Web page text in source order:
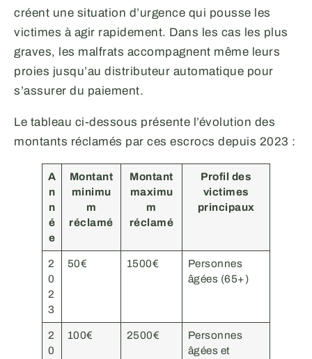
créent une situation d’urgence qui pousse les
victimes à agir rapidement. Dans les cas les plus
graves, les malfrats accompagnent même leurs
proies jusqu’au distributeur automatique pour
s’assurer du paiement.
Le tableau ci-dessous présente l’évolution des
montants réclamés par ces escrocs depuis 2023 :
A
n
n
é
e
Montant
minimu
m
réclamé
Montant
maximu
m
réclamé
Profil des
victimes
principaux
2
0
2
3
50€ 1500€
Personnes
âgées (65+)
2
0
100€ 2500€
Personnes
âgées et